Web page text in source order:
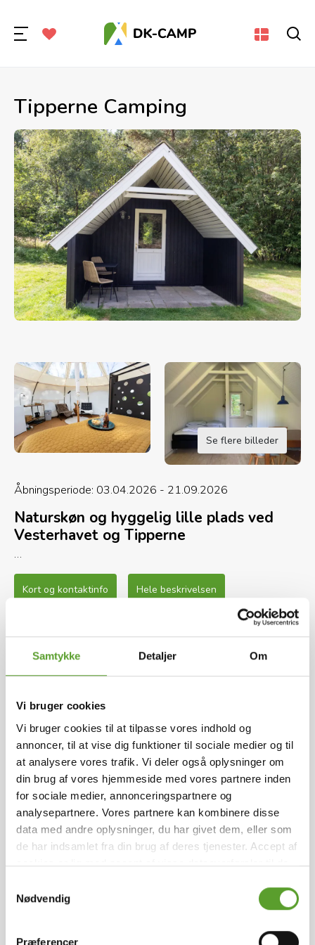
Samtykke Detaljer Om
Vi bruger cookies
Vi bruger cookies til at tilpasse vores indhold og
annoncer, til at vise dig funktioner til sociale medier og til
at analysere vores trafik. Vi deler også oplysninger om
din brug af vores hjemmeside med vores partnere inden
for sociale medier, annonceringspartnere og
analysepartnere. Vores partnere kan kombinere disse
data med andre oplysninger, du har givet dem, eller som
de har indsamlet fra din brug af deres tjenester. Accept af
cookies er lig med accept af visse dataoverførsler til de
Nødvendig
Præferencer
Tipperne Camping
Se flere billeder
Åbningsperiode: 03.04.2026 - 21.09.2026
Naturskøn og hyggelig lille plads ved
Vesterhavet og Tipperne
Tipperne Camping er en naturskøn
naturcampingplads midt i Vestjylland, hvor ro,
stilhed og tid til nærvær sætter dagsordenen for
jeres ferie. Her får I alt hvad I skal bruge til jeres
Vesterhavet, uden larm og mange mennesker.
selv tempoet og kan ankomme, når det passer jer.
Med kun 50 pladser er atmosfæren personlig og
afslappet, perfekt til jer der ønsker camping i
naturen, fred og kvalitetstid sammen.
Naturskøn beliggenhed og fredfyldt stemning
Tipperne Camping ligger omgivet af grønne skove
og fra pladsen er der kort afstand til både
Ringkøbing Fjord, brusende Vesterhavet og
hyggelige Bork Havn, så I kan kombinere ro med
oplevelser ved vandet.
Kort og kontaktinfo Hele beskrivelsen
Udvalgte faciliteter
Tømning af gråvand og toilet
Kontakt Tipperne Camping
Føj til favoritter